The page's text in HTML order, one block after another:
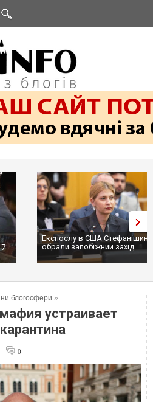
Експослу в США Стефанішиній
обрали запобіжний захід
блогосфери »
устраивает
0